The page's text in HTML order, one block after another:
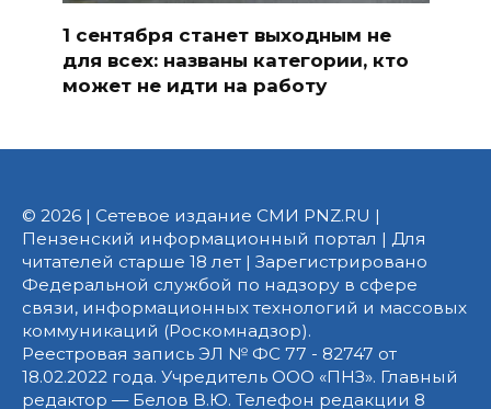
1 сентября станет выходным не
для всех: названы категории, кто
может не идти на работу
© 2026 | Сетевое издание СМИ PNZ.RU |
Пензенский информационный портал | Для
читателей старше 18 лет | Зарегистрировано
Федеральной службой по надзору в сфере
связи, информационных технологий и массовых
коммуникаций (Роскомнадзор).
Реестровая запись ЭЛ № ФС 77 - 82747 от
18.02.2022 года. Учредитель ООО «ПНЗ». Главный
редактор — Белов В.Ю. Телефон редакции 8